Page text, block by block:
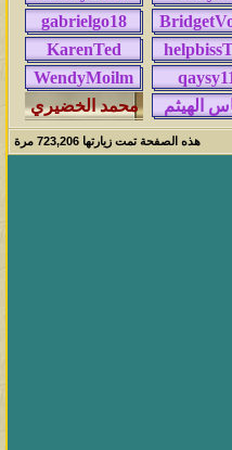
آخر رد:الميآسية
هذه الصفحة تمت زيارتها 723,206 مرة